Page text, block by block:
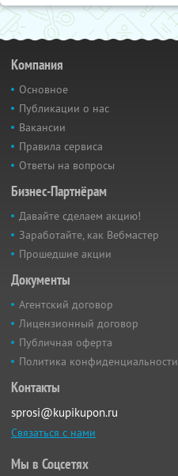
Компания
Основное
Публикации о нас
Вакансии
Правила сервиса
Ответы на вопросы
Бизнес-Партнёрам
Давайте сделаем акцию!
Заработайте, как Вебмастер
Прошедшие акции
Документы
Агентский договор
Лицензионный договор
Публичная оферта
Политика конфиденциальности
Контакты
sprosi@kupikupon.ru
Связаться с нами
Мы в Соцсетях